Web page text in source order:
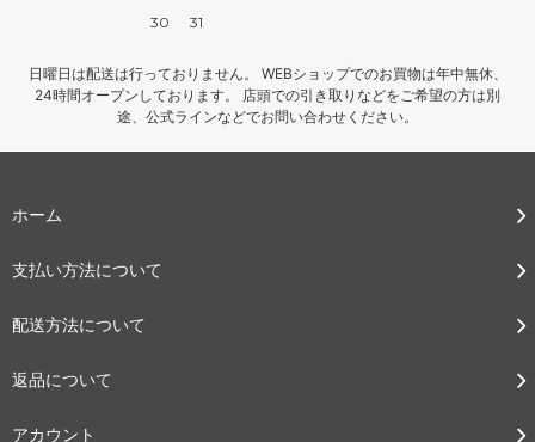
30
31
日曜日は配送は行っておりません。 WEBショップでのお買物は年中無休、
24時間オープンしております。 店頭での引き取りなどをご希望の方は別
途、公式ラインなどでお問い合わせください。
ホーム
支払い方法について
配送方法について
返品について
アカウント